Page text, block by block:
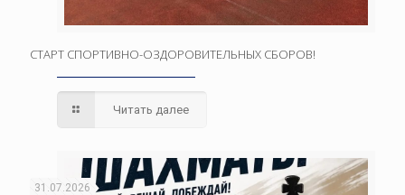
СТАРТ СПОРТИВНО-ОЗДОРОВИТЕЛЬНЫХ СБОРОВ!
Читать далее
31.07.2026